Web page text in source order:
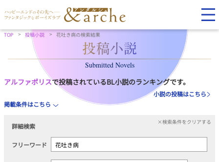
TOP 投稿小説 花吐き病の検索結果
Submitted Novels
アルファポリスで投稿されているBL小説のランキングです。
小説の投稿はこちら
掲載条件はこちら
詳細検索
×検索条件をクリアする
フリーワード